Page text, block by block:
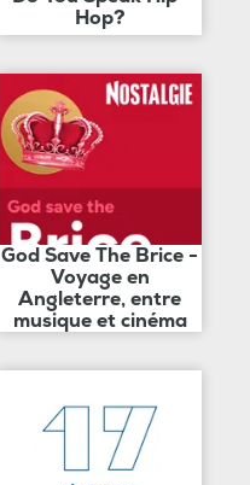
Hop?
God Save The Brice -
Voyage en
Angleterre, entre
musique et cinéma